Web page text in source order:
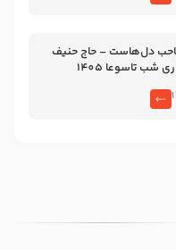
دل‌هاست – حاج حنیف
شب تاسوعا 1405